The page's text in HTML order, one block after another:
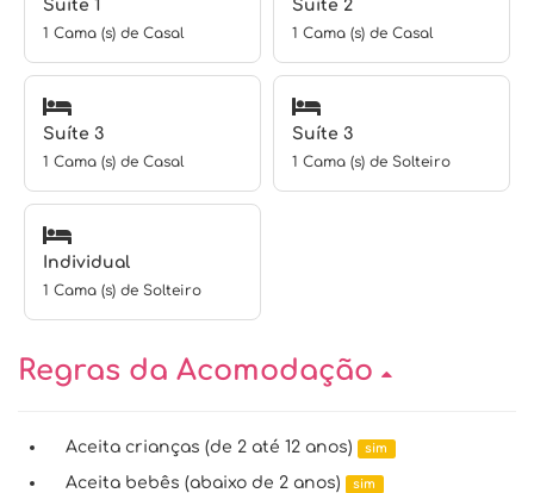
Suíte 1
1 Cama (s) de Casal
Suíte 2
1 Cama (s) de Casal
Suíte 3
1 Cama (s) de Casal
Suíte 3
1 Cama (s) de Solteiro
Individual
1 Cama (s) de Solteiro
Regras da Acomodação
Aceita crianças (de 2 até 12 anos) sim
Aceita bebês (abaixo de 2 anos) sim